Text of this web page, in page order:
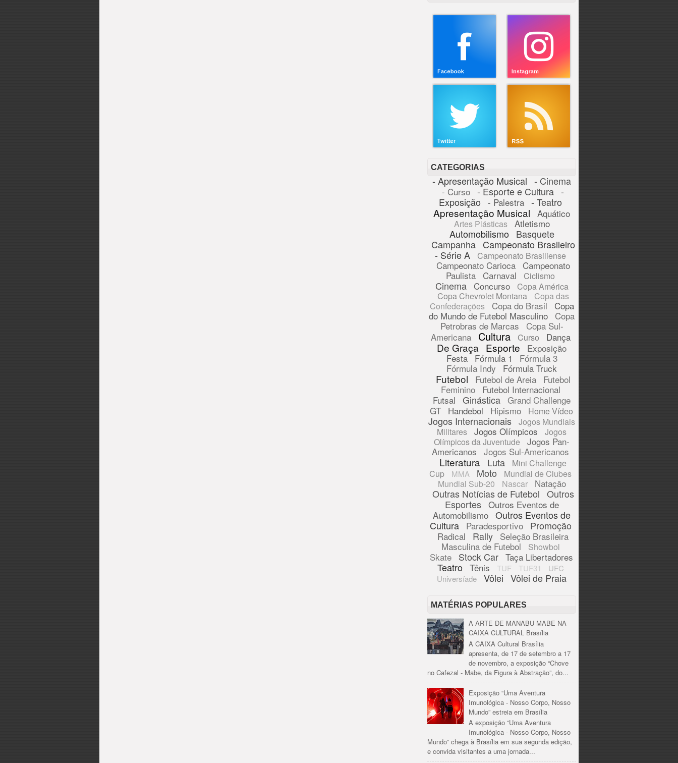
CATEGORIAS
- Apresentação Musical - Cinema
- Curso - Esporte e Cultura -
Exposição - Palestra - Teatro
Apresentação Musical Aquático
Artes Plásticas Atletismo
Automobilismo
Basquete
Campanha Campeonato Brasileiro
- Série A
Campeonato Brasiliense
Campeonato Carioca
Campeonato
Paulista Carnaval Ciclismo
Cinema Concurso
Copa América
Copa Chevrolet Montana
Copa das
Confederações
Copa do Brasil Copa
do Mundo de Futebol Masculino Copa
Petrobras de Marcas
Copa Sul-
Americana
Cultura Curso Dança
De Graça Esporte
Exposição
Festa
Fórmula 1
Fórmula 3
Fórmula Indy
Fórmula Truck
Futebol Futebol de Areia
Futebol
Feminino
Futebol Internacional
Futsal Ginástica Grand Challenge
GT Handebol Hipismo Home Vídeo
Jogos Internacionais
Jogos Mundiais
Militares
Jogos Olímpicos
Jogos
Olímpicos da Juventude
Jogos Pan-
Americanos Jogos Sul-Americanos
Literatura Luta
Mini Challenge
Cup
MMA Moto
Mundial de Clubes
Mundial Sub-20
Nascar Natação
Outras Notícias de Futebol Outros
Esportes Outros Eventos de
Automobilismo Outros Eventos de
Cultura
Paradesportivo Promoção
Radical Rally Seleção Brasileira
Masculina de Futebol
Showbol
Skate Stock Car Taça Libertadores
Teatro Tênis TUF TUF31
UFC
Universíade
Vôlei Vôlei de Praia
MATÉRIAS POPULARES
A ARTE DE MANABU MABE NA
CAIXA CULTURAL Brasília
A CAIXA Cultural Brasília
apresenta, de 17 de setembro a 17
de novembro, a exposição “Chove
no Cafezal - Mabe, da Figura à Abstração”, do...
Exposição “Uma Aventura
Imunológica - Nosso Corpo, Nosso
Mundo” estreia em Brasília
A exposição “Uma Aventura
Imunológica - Nosso Corpo, Nosso
Mundo” chega à Brasília em sua segunda edição,
e convida visitantes a uma jornada...